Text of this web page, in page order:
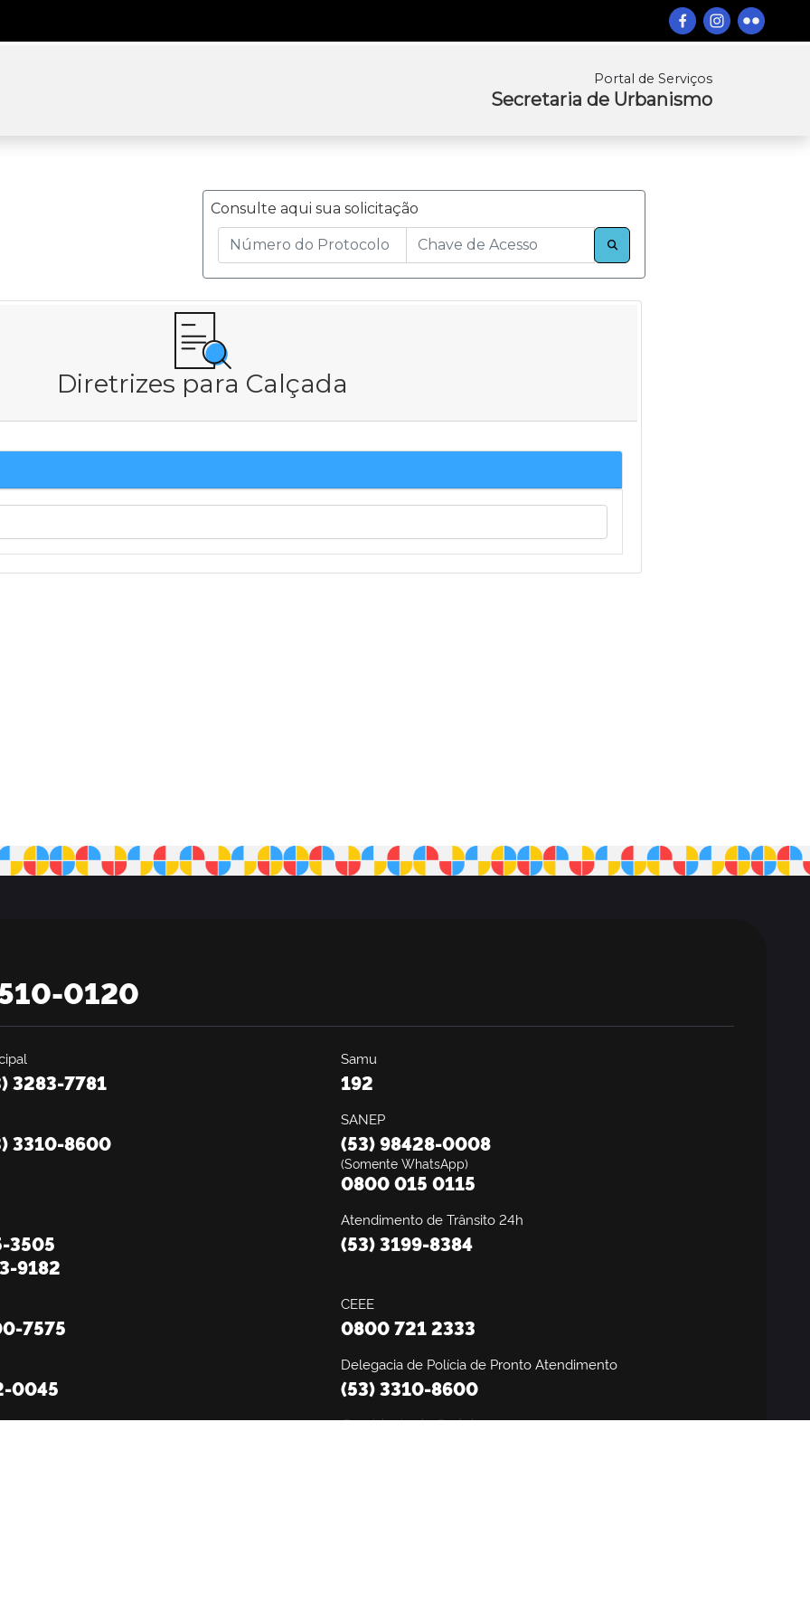
Portal de Serviços
Secretaria de Urbanismo
Consulte aqui sua solicitação
Diretrizes para Calçada
0120
3283-7781
Samu
192
3310-8600
SANEP
(53) 98428-0008
(Somente WhatsApp)
0800 015 0115
3505
9182
Atendimento de Trânsito 24h
(53) 3199-8384
7575
CEEE
0800 721 2333
0045
Delegacia de Polícia de Pronto Atendimento
(53) 3310-8600
Ouvidoria da Saúde